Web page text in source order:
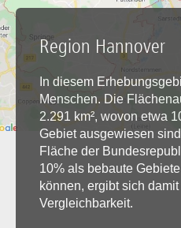
Region Hannover
In diesem
Menschen. Die
2.291 km², wovon etwa
Gebiet ausgewiesen
Fläche der
10% als bebaute
können, ergibt sich
Vergleichbarkeit.